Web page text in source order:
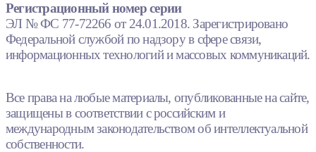
Регистрационный номер серии
ЭЛ № ФС 77-72266 от 24.01.2018. Зарегистрировано
Федеральной службой по надзору в сфере связи,
информационных технологий и массовых коммуникаций.
Все права на любые материалы, опубликованные на сайте,
защищены в соответствии с российским и
международным законодательством об интеллектуальной
собственности.